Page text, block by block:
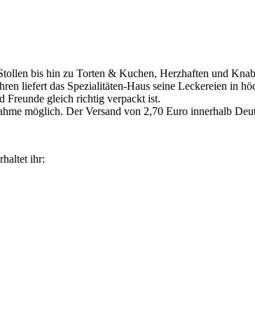
bis hin zu Torten & Kuchen, Herzhaften und
liefert das Spezialitäten-Haus seine Leckereien in
Freunde gleich richtig verpackt ist.
möglich. Der Versand von 2,70 Euro innerhalb
ihr: